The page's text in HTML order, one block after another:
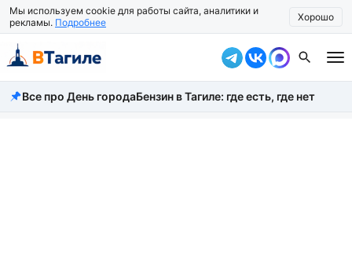
Мы используем cookie для работы сайта, аналитики и
рекламы. Подробнее Хорошо
Все новости
Все про День городаБензин в Тагиле: где есть, где нет